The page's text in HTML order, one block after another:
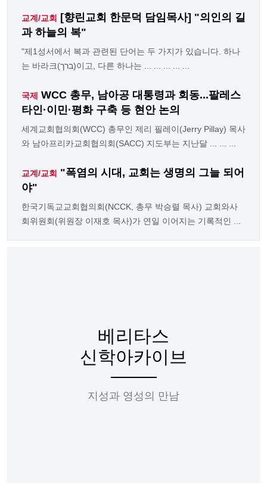
교계/교회
[향린교회 한문덕 담임목사] "의인의 길
과 하늘의 복"
"제1성서에서 복과 관련된 단어는 두 가지가 있습니다. 하나
는 바라크(ברך)이고, 다른 하나는 ... ... ... ... ...
국제 WCC 총무, 남아공 대통령과 회동...팔레스
타인·이민·평화 구축 등 현안 논의
세계교회협의회(WCC) 총무인 제리 필레이(Jerry Pillay) 목사
와 남아프리카교회협의회(SACC) 지도부는 지난달 ... ... ...
교계/교회 "폭염의 시대, 교회는 생명의 그늘 되어
야"
한국기독교교회협의회(NCCK, 총무 박승렬 목사) 교회와사
회위원회(위원장 이재호 목사)가 연일 이어지는 기록적인 ...
베리타스
신학아카이브
지성과 영성의 만남